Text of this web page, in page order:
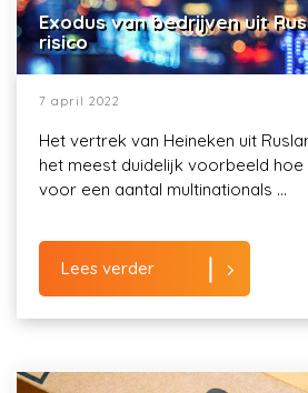
Exodus van bedrijven uit
risico
7 april 2022
Het vertrek van Heineken uit
het meest duidelijk voorbeeld
voor een aantal multinationals ...
Lees verder